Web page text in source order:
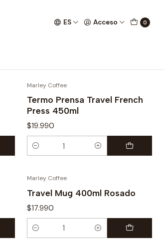
ES Acceso 0
Marley Coffee
Termo Prensa Travel French
Press 450ml
$19.990
Cantidad
Marley Coffee
Travel Mug 400ml Rosado
$17.990
Cantidad